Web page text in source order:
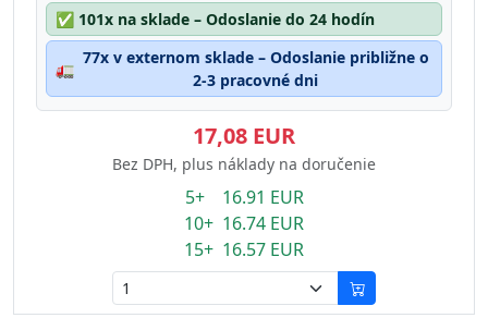
✅ 101x na sklade – Odoslanie do 24 hodín
🚛
77x v externom sklade – Odoslanie približne o
2-3 pracovné dni
17,08 EUR
Bez DPH, plus náklady na doručenie
5+ 16.91 EUR
10+ 16.74 EUR
15+ 16.57 EUR